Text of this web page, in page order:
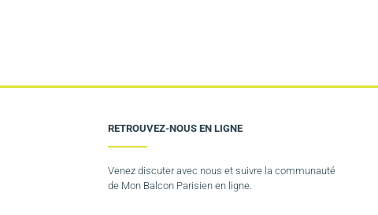
RETROUVEZ-NOUS EN LIGNE
Venez discuter avec nous et suivre la communauté
de Mon Balcon Parisien en ligne.